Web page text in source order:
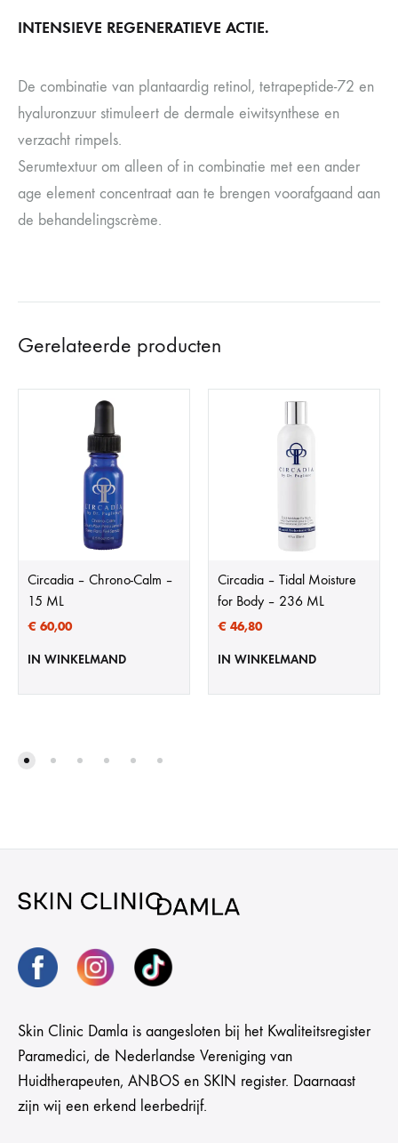
INTENSIEVE REGENERATIEVE ACTIE.
De combinatie van plantaardig retinol, tetrapeptide-72 en
hyaluronzuur stimuleert de dermale eiwitsynthese en
verzacht rimpels.
Serumtextuur om alleen of in combinatie met een ander
age element concentraat aan te brengen voorafgaand aan
de behandelingscrème.
Gerelateerde producten
Circadia – Chrono-Calm –
15 ML
€ 60,00
IN WINKELMAND
Circadia – Tidal Moisture
for Body – 236 ML
€ 46,80
IN WINKELMAND
Skin Clinic Damla is aangesloten bij het Kwaliteitsregister
Paramedici, de Nederlandse Vereniging van
Huidtherapeuten, ANBOS en SKIN register. Daarnaast
zijn wij een erkend leerbedrijf.